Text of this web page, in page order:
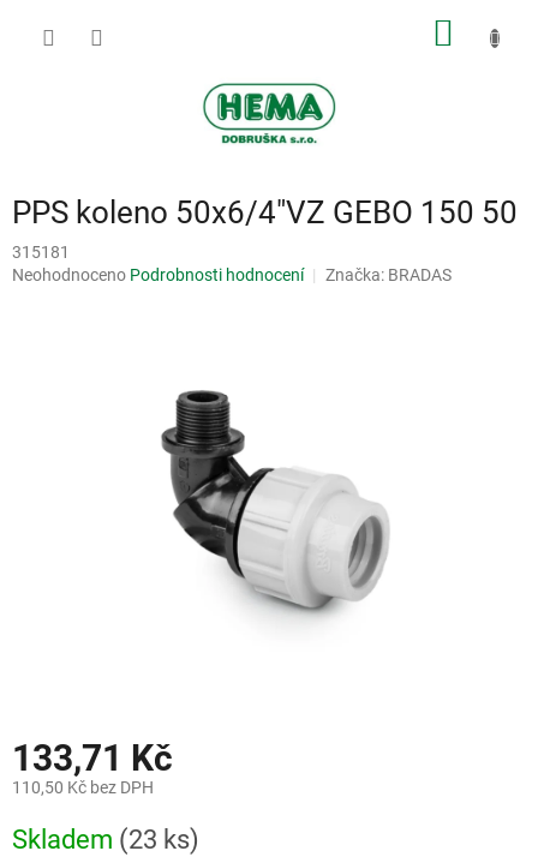
PPS koleno 50x6/4"VZ GEBO 150 50
315181
Průměrné
Neohodnoceno Podrobnosti hodnocení Značka: BRADAS
133,71 Kč
110,50 Kč bez DPH
cena:
Skladem (23 ks)